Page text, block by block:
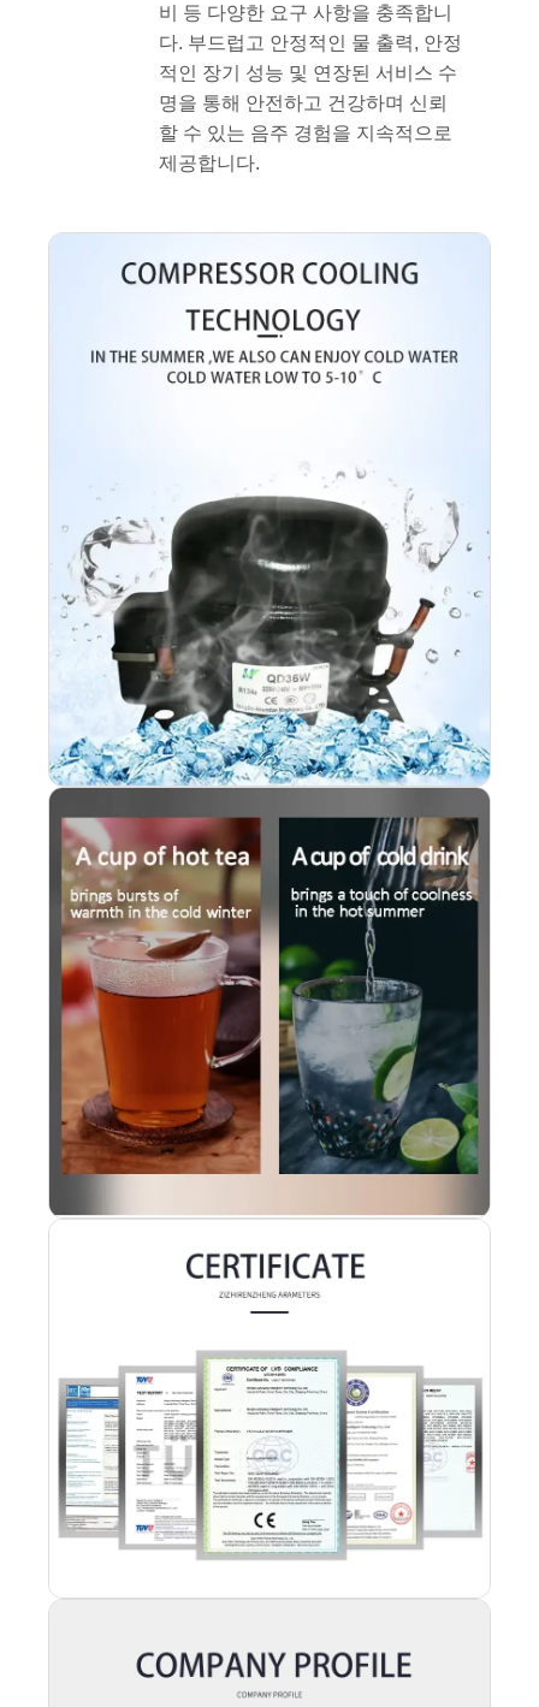
비 등 다양한 요구 사항을 충족합니
다. 부드럽고 안정적인 물 출력, 안정
적인 장기 성능 및 연장된 서비스 수
명을 통해 안전하고 건강하며 신뢰
할 수 있는 음주 경험을 지속적으로
제공합니다.